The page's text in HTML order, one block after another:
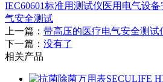
IEC60601标准用测试仪医用电气设
气安全测试
上一篇： 带高压的医疗电气安全测试
下一篇： 没有了
相关产品